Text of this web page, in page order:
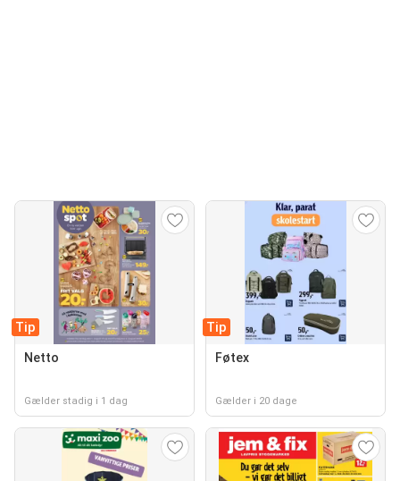
Tip
Netto
Gælder stadig i 1 dag
Tip
Føtex
Gælder i 20 dage